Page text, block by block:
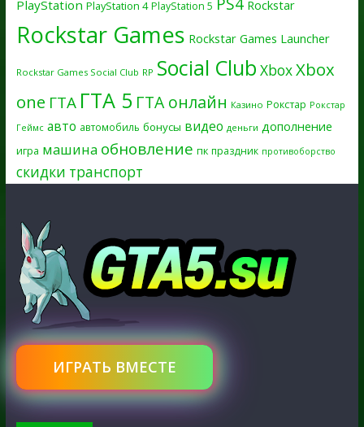
PlayStation PlayStation 4 PlayStation 5 Rockstar
Rockstar Games Rockstar Games Launcher
Rockstar Games Social Club RP Social Club XboxXbox
one ГТА ГТА 5 ГТА онлайн Казино Рокстар Рокстар
Геймс авто автомобиль бонусы видео деньги дополнение
игра машина обновление пк праздник противоборство
скидки транспорт
ИГРАТЬ ВМЕСТЕ